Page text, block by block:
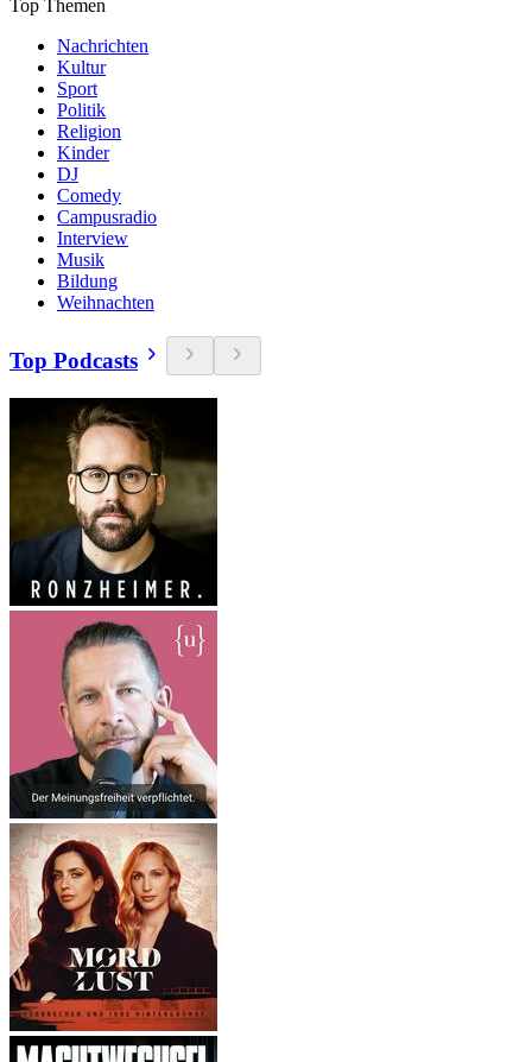
Top Themen
Nachrichten
Kultur
Sport
Politik
Religion
Kinder
DJ
Comedy
Campusradio
Interview
Musik
Bildung
Weihnachten
Top Podcasts